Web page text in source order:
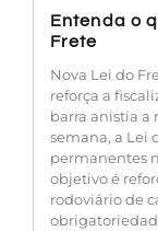
Entenda o
Frete
Nova Lei do
reforça a
barra anistia a
semana, a Lei
permanentes
objetivo é
rodoviário de